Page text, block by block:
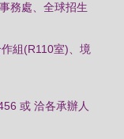
務處、全球招生
組(R110室)、境
或 洽各承辦人